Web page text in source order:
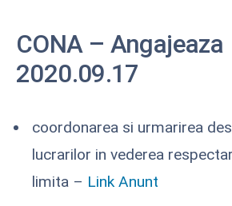
CONA – Angajeaza
2020.09.17
coordonarea si urmarirea
lucrarilor in vederea
limita – Link Anunt